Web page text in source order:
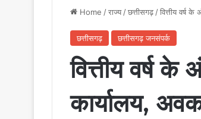
Home /राज्य/छत्तीसगढ़/वित्तीय वर्ष
छत्तीसगढ़ छत्तीसगढ़ जनसंपर्क
वित्तीय वर्ष
कार्यालय,